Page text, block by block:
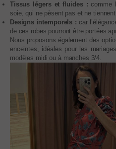
Tissus légers et fluides : comme
soie, qui ne pèsent pas et ne
Designs intemporels : car
de ces robes pourront être portées
Nous proposons également des
enceintes, idéales pour les
modèles midi ou à manches 3/4.